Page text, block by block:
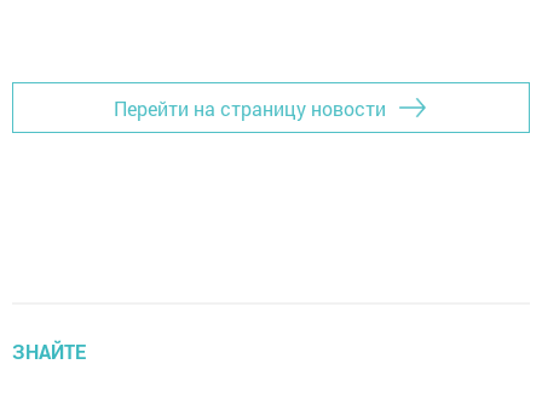
Перейти на страницу новости
ЗНАЙТЕ